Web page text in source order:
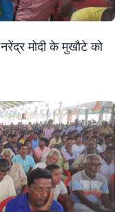
मोदी के मुखौटे को